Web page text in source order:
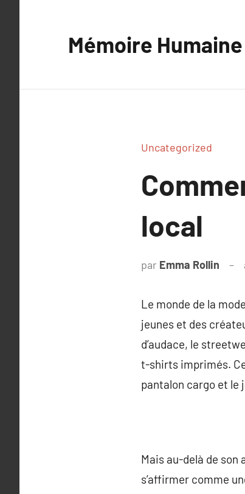
Mémoire Humaine
Uncategorized
local
par Emma Rollin
Le monde de la
jeunes et des
d’audace, le
t-shirts imprimés.
pantalon cargo et le
Mais au-delà de
s’affirmer comme